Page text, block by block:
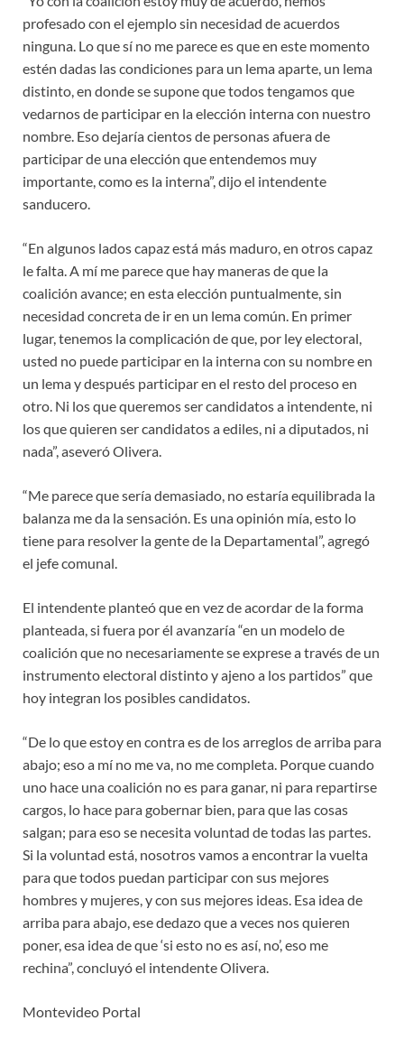
profesado con el ejemplo sin necesidad de acuerdos
ninguna. Lo que sí no me parece es que en este momento
estén dadas las condiciones para un lema aparte, un lema
distinto, en donde se supone que todos tengamos que
vedarnos de participar en la elección interna con nuestro
nombre. Eso dejaría cientos de personas afuera de
participar de una elección que entendemos muy
importante, como es la interna”, dijo el intendente
sanducero.
“En algunos lados capaz está más maduro, en otros capaz
le falta. A mí me parece que hay maneras de que la
coalición avance; en esta elección puntualmente, sin
necesidad concreta de ir en un lema común. En primer
lugar, tenemos la complicación de que, por ley electoral,
usted no puede participar en la interna con su nombre en
un lema y después participar en el resto del proceso en
otro. Ni los que queremos ser candidatos a intendente, ni
los que quieren ser candidatos a ediles, ni a diputados, ni
nada”, aseveró Olivera.
“Me parece que sería demasiado, no estaría equilibrada la
balanza me da la sensación. Es una opinión mía, esto lo
tiene para resolver la gente de la Departamental”, agregó
el jefe comunal.
El intendente planteó que en vez de acordar de la forma
planteada, si fuera por él avanzaría “en un modelo de
coalición que no necesariamente se exprese a través de un
instrumento electoral distinto y ajeno a los partidos” que
hoy integran los posibles candidatos.
“De lo que estoy en contra es de los arreglos de arriba para
abajo; eso a mí no me va, no me completa. Porque cuando
uno hace una coalición no es para ganar, ni para repartirse
cargos, lo hace para gobernar bien, para que las cosas
salgan; para eso se necesita voluntad de todas las partes.
Si la voluntad está, nosotros vamos a encontrar la vuelta
para que todos puedan participar con sus mejores
hombres y mujeres, y con sus mejores ideas. Esa idea de
arriba para abajo, ese dedazo que a veces nos quieren
poner, esa idea de que ‘si esto no es así, no’, eso me
rechina”, concluyó el intendente Olivera.
Montevideo Portal